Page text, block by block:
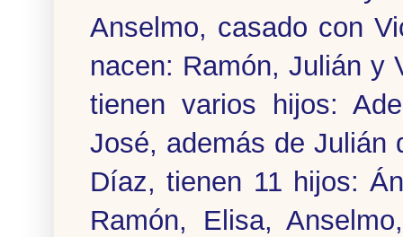
Anselmo, casado con
nacen: Ramón, Julián y
tienen varios hijos:
José, además de Julián
Díaz, tienen 11 hijos:
Ramón, Elisa,